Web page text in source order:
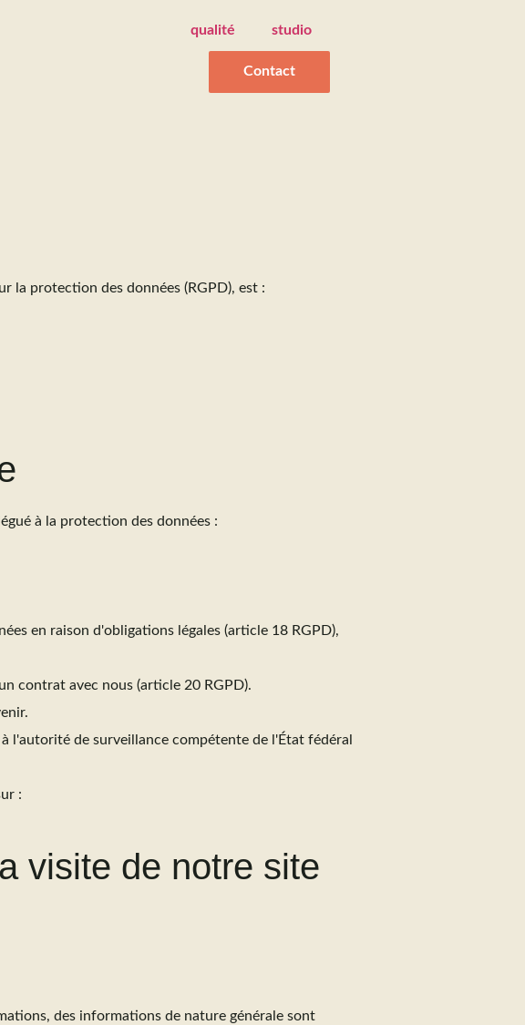
qualité studio
Contact
la protection des données (RGPD), est :
à la protection des données :
en raison d'obligations légales (article 18 RGPD),
contrat avec nous (article 20 RGPD).
l'autorité de surveillance compétente de l'État fédéral
:
visite de notre site
des informations de nature générale sont